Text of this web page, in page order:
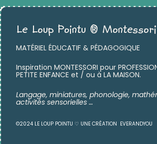
Le Loup Pointu ® Montessori
MATÉRIEL ÉDUCATIF & PÉDAGOGIQUE
Inspiration MONTESSORI pour
PETITE ENFANCE et / ou à LA MAISON.
Langage, miniatures, phonologie,
activités sensorielles …
©2024 LE LOUP POINTU ♡ UNE CRÉATION EVERANDYOU